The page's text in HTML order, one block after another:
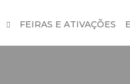
FEIRAS E ATIVAÇÕES